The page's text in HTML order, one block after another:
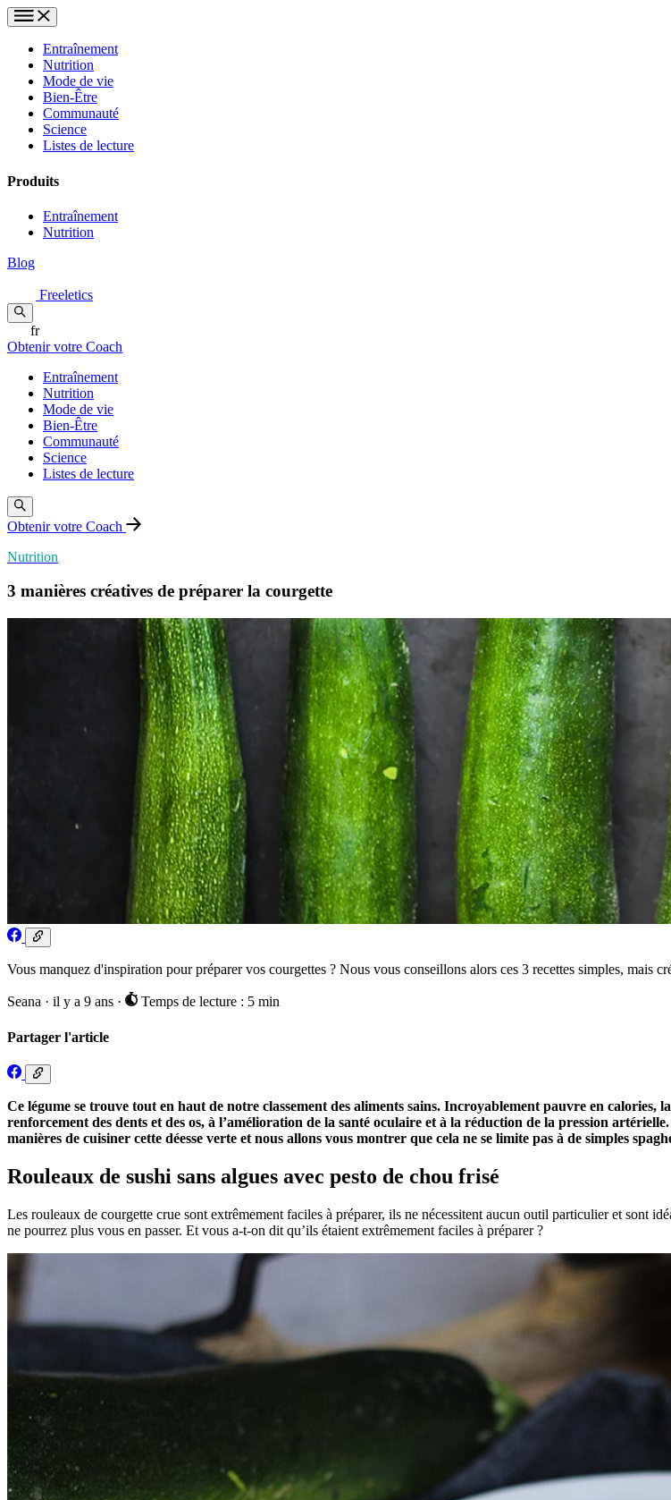
Entraînement
Nutrition
Mode de vie
Bien-Être
Communauté
Science
Listes de lecture
Produits
Entraînement
Nutrition
Blog
Freeletics
fr
Obtenir votre Coach
Entraînement
Nutrition
Mode de vie
Bien-Être
Communauté
Science
Listes de lecture
Obtenir votre Coach
Nutrition
3 manières créatives de préparer la courgette
Vous manquez d'inspiration pour préparer vos courgettes ? Nous vous conseillons alors ces 3 recettes simples, mais
Seana · il y a 9 ans · Temps de lecture : 5 min
Partager l'article
Ce légume se trouve tout en haut de notre classement des aliments sains. Incroyablement pauvre en
renforcement des dents et des os, à l’amélioration de la santé oculaire et à la réduction de la pression
manières de cuisiner cette déesse verte et nous allons vous montrer que cela ne se limite pas à de simples
Rouleaux de sushi sans algues avec pesto de chou frisé
Les rouleaux de courgette crue sont extrêmement faciles à préparer, ils ne nécessitent aucun outil particulier et sont
ne pourrez plus vous en passer. Et vous a-t-on dit qu’ils étaient extrêmement faciles à préparer ?